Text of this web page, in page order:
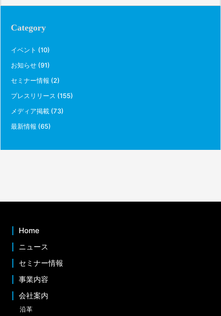
Category
イベント (10)
お知らせ(91)
セミナー情報 (2)
プレスリリース (155)
メディア掲載(73)
最新情報 (65)
Home
ニュース
セミナー情報
事業内容
会社案内
沿革